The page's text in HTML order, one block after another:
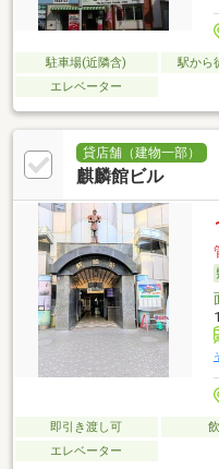
駐車場(近隣含) 駅から
エレベーター
貸店舗（建物一部）
麒麟館ビル
即引き渡し可
エレベーター